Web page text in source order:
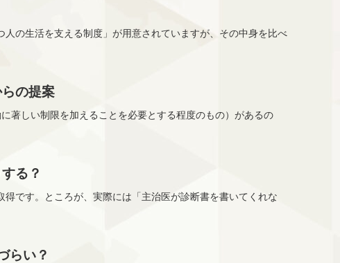
の生活を支える制度」が用意されていますが、その中身を比べ
の提案
著しい制限を加えることを必要とする程度のもの）があるの
る？
です。ところが、実際には「主治医が診断書を書いてくれな
らい？